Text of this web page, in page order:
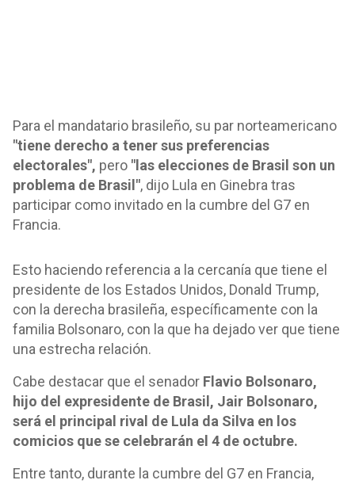
Para el mandatario brasileño, su par norteamericano
"tiene derecho a tener sus preferencias
electorales", pero "las elecciones de Brasil son un
problema de Brasil", dijo Lula en Ginebra tras
participar como invitado en la cumbre del G7 en
Francia.
Esto haciendo referencia a la cercanía que tiene el
presidente de los Estados Unidos, Donald Trump,
con la derecha brasileña, específicamente con la
familia Bolsonaro, con la que ha dejado ver que tiene
una estrecha relación.
Cabe destacar que el senador Flavio Bolsonaro,
hijo del expresidente de Brasil, Jair Bolsonaro,
será el principal rival de Lula da Silva en los
comicios que se celebrarán el 4 de octubre.
Entre tanto, durante la cumbre del G7 en Francia,